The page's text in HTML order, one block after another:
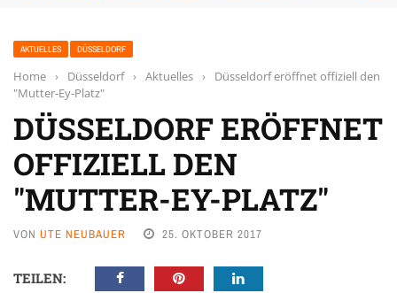
AKTUELLES DÜSSELDORF
Home › Düsseldorf › Aktuelles ›
Düsseldorf eröffnet offiziell den
"Mutter-Ey-Platz"
DÜSSELDORF ERÖFFNET
OFFIZIELL DEN
"MUTTER-EY-PLATZ"
VON UTE NEUBAUER 25. OKTOBER 2017
TEILEN: